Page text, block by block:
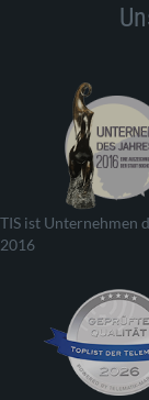
TIS ist Unternehmen
2016